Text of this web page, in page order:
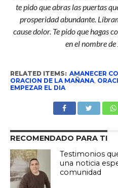
te pido que abras las puertas
prosperidad abundante.
cause dolor. Te pido que hagas
en el nombre de
RELATED ITEMS: AMANECER
ORACION DE LA MAÑANA,
EMPEZAR EL DIA
RECOMENDADO PARA TI
Testimonios
una noticia
comunidad